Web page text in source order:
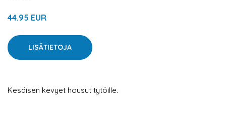
44.95 EUR
LISÄTIETOJA
Kesäisen kevyet housut tytöille.